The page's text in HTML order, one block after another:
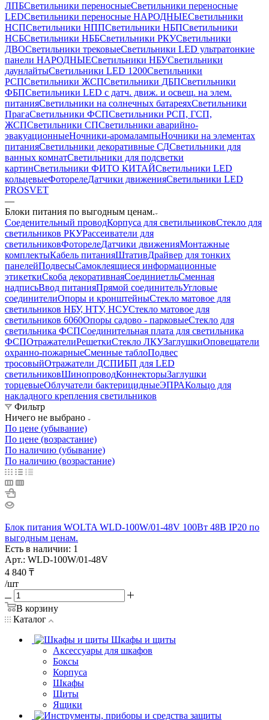
ЛПБСветильники переносныеСветильники переносные
LEDСветильники переносные НАРОДНЫЕСветильники
НСПСветильники НППСветильники НБПСветильники
НСБСветильники НББСветильники РКУСветильники
ДВОСветильники трековыеСветильники LED ультратонкие
панели НАРОДНЫЕСветильники НБУСветильники
даунлайтыСветильники LED 1200Светильники
РСПСветильники ЖСПСветильники ДБПСветильники
ФБПСветильники LED с датч. движ. и освещ. на элем.
питанияСветильники на солнечных батареяхСветильники
ПрагаСветильники ФСПСветильники РСП, ГСП,
ЖСПСветильники СПСветильники аварийно-
эвакуационныеНочники-аромалампыНочники на элементах
питанияСветильники декоративные СДСветильники для
ванных комнатСветильники для подсветки
картинСветильники ФИТО КИТАЙСветильники LED
кольцевыеФоторелеДатчики движенияСветильники LED
PROSVET
—
Блоки питания по выгодным ценам.
Соеденительный проводКорпуса для светильниковСтекло для
светильников РКУРассеиватели для
светильниковФоторелеДатчики движенияМонтажные
комплектыКабель питанияШтативДрайвер для тонких
панелейПодвесыСамоклеящиеся информационные
этикеткиСкоба декоративнаяСоединиетльСменная
надписьВвод питанияПрямой соединительУгловые
соединителиОпоры и кронштейныСтекло матовое для
светильников НБУ, НТУ, НСУСтекло матовое для
светильников 6060Опоры садово - парковыеСтекло для
светильника ФСПСоединительная плата для светильника
ФСПОтражателиРешеткиСтекло ЛКУЗаглушкиОповещатели
охранно-пожарныеСменные таблоПодвес
тросовыйОтражатели ДСПИБП для LED
светильниковШинопроводКоннекторыЗаглушки
торцевыеОблучатели бактерицидныеЭПРАКольцо для
накладного крепления светильников
Фильтр
Ничего не выбрано
По цене (убывание)
По цене (возрастание)
По наличию (убывание)
По наличию (возрастание)
Блок питания WOLTA WLD-100W/01-48V 100Вт 48В IP20 по
выгодным ценам.
Есть в наличии: 1
Арт.: WLD-100W/01-48V
4 840 ₸
/шт
В корзину
Каталог
Шкафы и щиты
Аксессуары для шкафов
Боксы
Корпуса
Шкафы
Щиты
Ящики